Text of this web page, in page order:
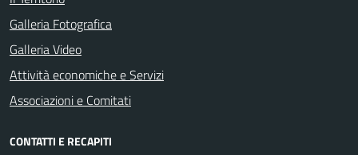
Galleria Fotografica
Galleria Video
Attività economiche e Servizi
Associazioni e Comitati
CONTATTI E RECAPITI